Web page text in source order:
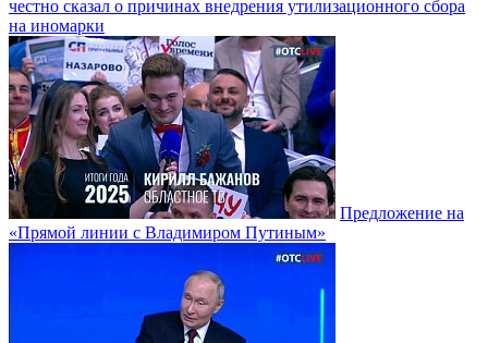
честно сказал о причинах внедрения утилизационного сбора
на иномарки
Предложение на
«Прямой линии с Владимиром Путиным»